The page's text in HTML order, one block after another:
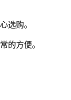
选购。
的方便。